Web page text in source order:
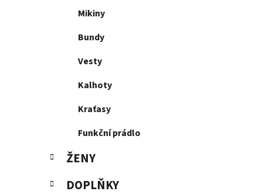
Mikiny
Bundy
Vesty
Kalhoty
Kraťasy
Funkční prádlo
ŽENY
DOPLŇKY